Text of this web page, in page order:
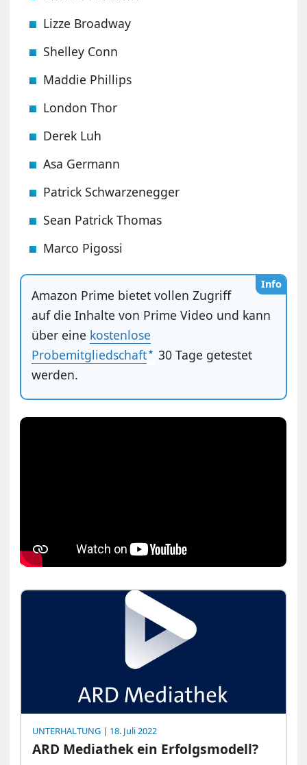
Lizze Broadway
Shelley Conn
Maddie Phillips
London Thor
Derek Luh
Asa Germann
Patrick Schwarzenegger
Sean Patrick Thomas
Marco Pigossi
Info
Amazon Prime bietet vollen Zugriff
auf die Inhalte von Prime Video und kann
über eine kostenlose
Probemitgliedschaft
30 Tage getestet
werden.
UNTERHALTUNG | 18. Juli 2022
ARD Mediathek ein Erfolgsmodell?